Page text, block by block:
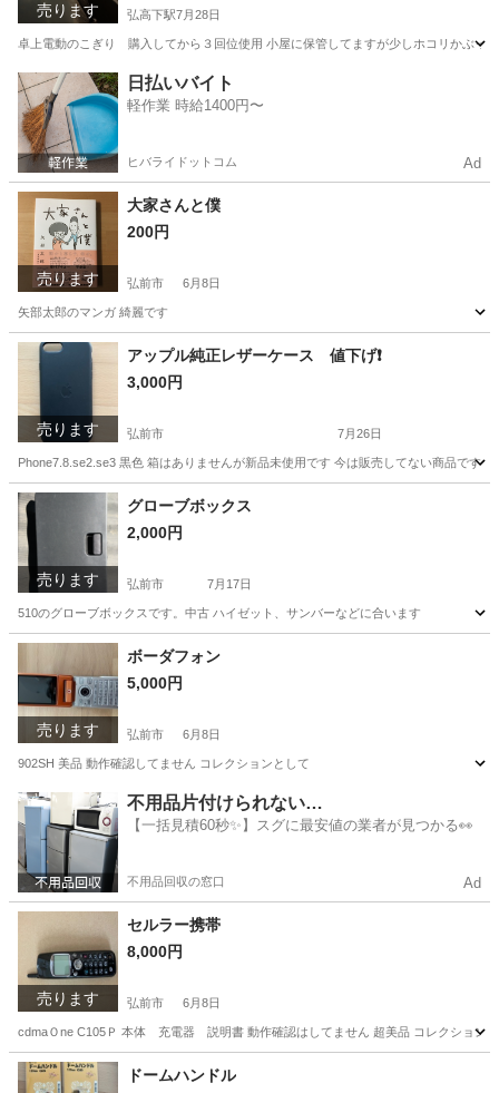
売ります 弘高下駅7月28日
卓上電動のこぎり 購入してから３回位使用 小屋に保管してますが少しホコリかぶっ
青森 弘前市 弘高下駅 その他
日払いバイト
軽作業 時給1400円〜
ヒバライドットコム Ad
売ります
大家さんと僕
200円
弘前市 6月8日
矢部太郎のマンガ 綺麗です
青森 弘前市 その他 マンガ
売ります
アップル純正レザーケース 値下げ❗️
3,000円
弘前市 7月26日
Phone7.8.se2.se3 黒色 箱はありませんが新品未使用です 今は販売してない商品です
青森 弘前市 携帯アクセサリー
売ります
グローブボックス
2,000円
弘前市 7月17日
510のグローブボックスです。中古 ハイゼット、サンバーなどに合います
青森 弘前市 スポーツ
売ります
ボーダフォン
5,000円
弘前市 6月8日
902SH 美品 動作確認してません コレクションとして
青森 弘前市 その他 ボーダフォン
不用品片付けられない…
【一括見積60秒✨】スグに最安値の業者が見つかる👀
不用品回収の窓口 Ad
売ります
セルラー携帯
8,000円
弘前市 6月8日
cdmaＯne C105Ｐ 本体 充電器 説明書 動作確認はしてません 超美品 コレクション
青森 弘前市 その他 充電器
ドームハンドル